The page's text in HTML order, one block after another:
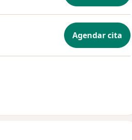
Agendar cita